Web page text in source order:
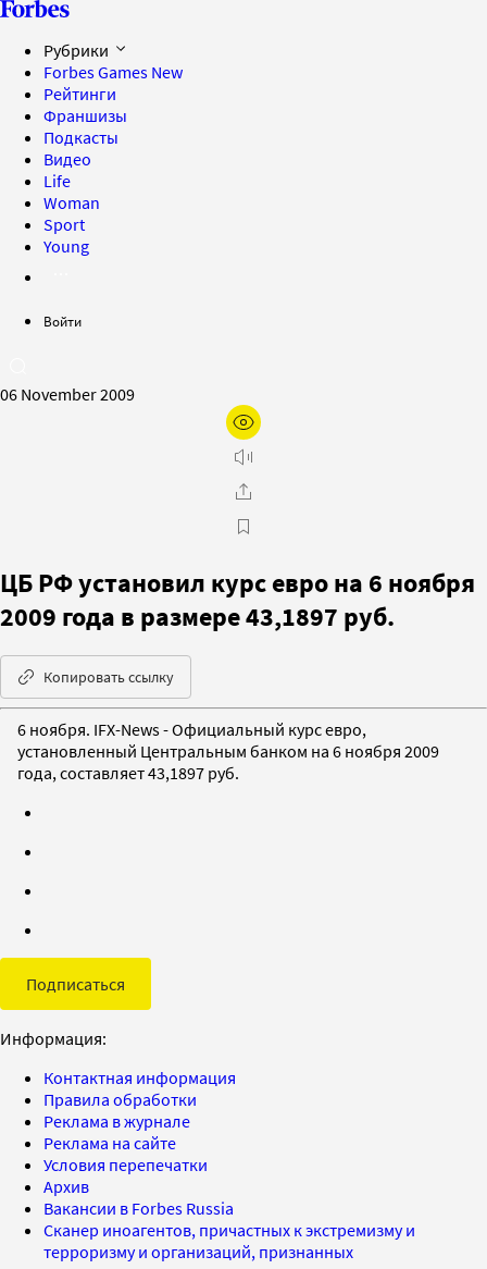
Рубрики
Forbes Games New
Рейтинги
Франшизы
Подкасты
Видео
Life
Woman
Sport
Young
Войти
06 November 2009
ЦБ РФ установил курс евро на 6 ноября
2009 года в размере 43,1897 руб.
Копировать ссылку
6 ноября. IFX-News - Официальный курс евро,
установленный Центральным банком на 6 ноября 2009
года, составляет 43,1897 руб.
Подписаться
Информация:
Контактная информация
Правила обработки
Реклама в журнале
Реклама на сайте
Условия перепечатки
Архив
Вакансии в Forbes Russia
Сканер иноагентов, причастных к экстремизму и
терроризму и организаций, признанных